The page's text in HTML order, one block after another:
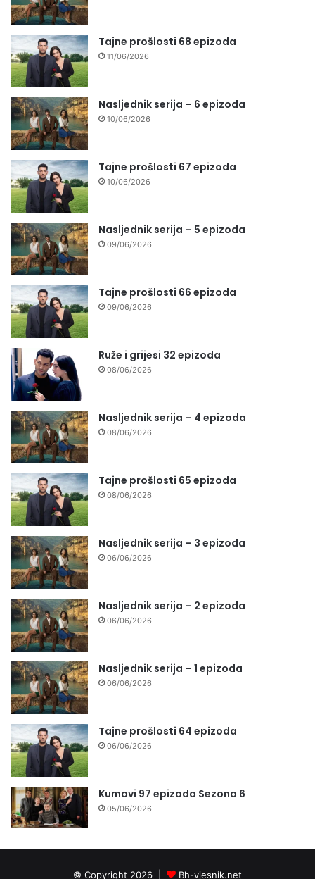
Tajne prošlosti 68 epizoda
11/06/2026
Nasljednik serija – 6 epizoda
10/06/2026
Tajne prošlosti 67 epizoda
10/06/2026
Nasljednik serija – 5 epizoda
09/06/2026
Tajne prošlosti 66 epizoda
09/06/2026
Ruže i grijesi 32 epizoda
08/06/2026
Nasljednik serija – 4 epizoda
08/06/2026
Tajne prošlosti 65 epizoda
08/06/2026
Nasljednik serija – 3 epizoda
06/06/2026
Nasljednik serija – 2 epizoda
06/06/2026
Nasljednik serija – 1 epizoda
06/06/2026
Tajne prošlosti 64 epizoda
06/06/2026
Kumovi 97 epizoda Sezona 6
05/06/2026
© Copyright 2026 | Bh-vjesnik.net